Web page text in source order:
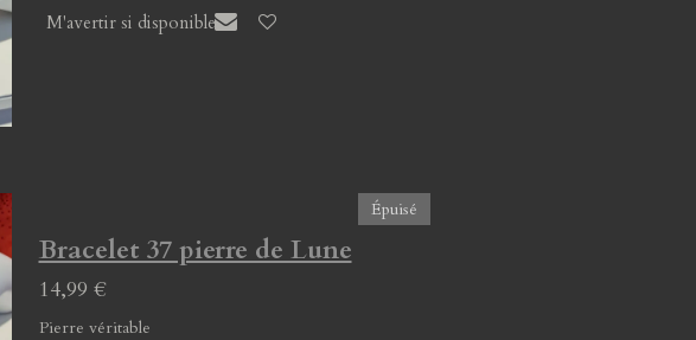
M'avertir si disponible
Épuisé
Bracelet 37 pierre de Lune
14,99 €
Pierre véritable